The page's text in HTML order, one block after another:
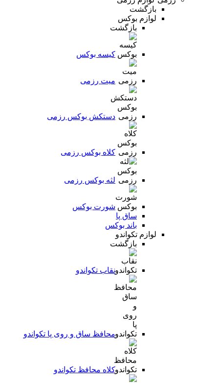
بازگشت
لوازم بوکس
بازگشت
کیسه بوکس
میت رزمی
دستکش بوکس رزمی
کلاه بوکس رزمی
لثه بوکس رزمی
شورت بوکس
ساق پا
باند بوکس
لوازم تکواندو
بازگشت
نقاب تکواندو
محافظ ساق و روی پا تکواندو
کلاه محافظ تکواندو